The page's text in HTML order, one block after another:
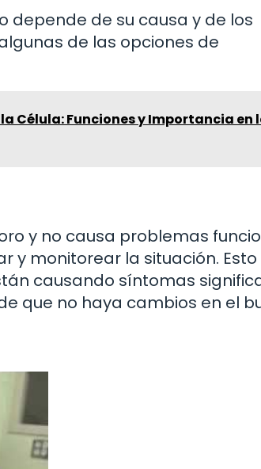
depende de su causa y de los
de las opciones de
Célula: Funciones y Importancia en
y no causa problemas
y monitorear la situación. Esto
causando síntomas
que no haya cambios en el